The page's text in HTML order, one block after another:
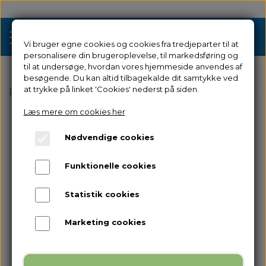
Tilbud
3D Printere
Filament 3D Printere
Industriel 3D Printere
Resin 3D Printere
Brugt/Demo
Forside Reservedele til Creator 4 Nozzle
Vi bruger egne cookies og cookies fra tredjeparter til at
personalisere din brugeroplevelse, til markedsføring og
til at undersøge, hvordan vores hjemmeside anvendes af
besøgende. Du kan altid tilbagekalde dit samtykke ved
at trykke på linket 'Cookies' nederst på siden.
Læs mere om cookies her
Nødvendige cookies
Funktionelle cookies
Statistik cookies
Marketing cookies